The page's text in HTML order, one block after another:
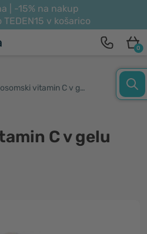
| -15% na nakup
TEDEN15 v košarico
0
Liposomski vitamin C v gelu
C v gelu